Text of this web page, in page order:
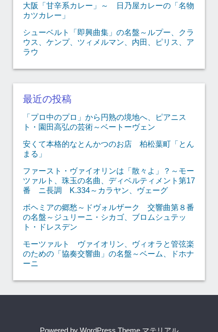
大阪「甘辛系カレー」～ 日乃屋カレーの「名物
カツカレー」
シューベルト「即興曲集」の名盤～ルプー、クラ
ウス、ケンプ、ツィメルマン、内田、ピリス、ア
ラウ
最近の投稿
「プロ中のプロ」から円熟の境地へ、ピアニス
ト・園田高弘の芸術～ベートーヴェン
安くて本格的なとんかつのお店 柏松葉町「とん
まる」
ファースト・ヴァイオリンは「散々よ」？～モー
ツァルト、珠玉の名曲、ディベルティメント第17
番 ニ長調 K.334～カラヤン、ヴェーグ
ボヘミアの郷愁～ドヴォルザーク 交響曲第８番
の名盤～ジュリーニ・シカゴ、ブロムシュテッ
ト・ドレスデン
モーツァルト ヴァイオリン、ヴィオラと管弦楽
のための「協奏交響曲」の名盤～ベーム、ドホナ
ーニ
Powered by WordPress Theme マテリアル